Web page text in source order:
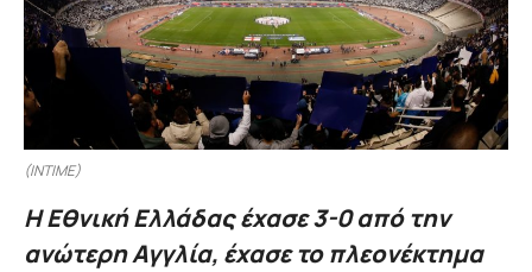
(INTIME)
Η Εθνική Ελλάδας έχασε 3-0 από την
ανώτερη Αγγλία, έχασε το πλεονέκτημα